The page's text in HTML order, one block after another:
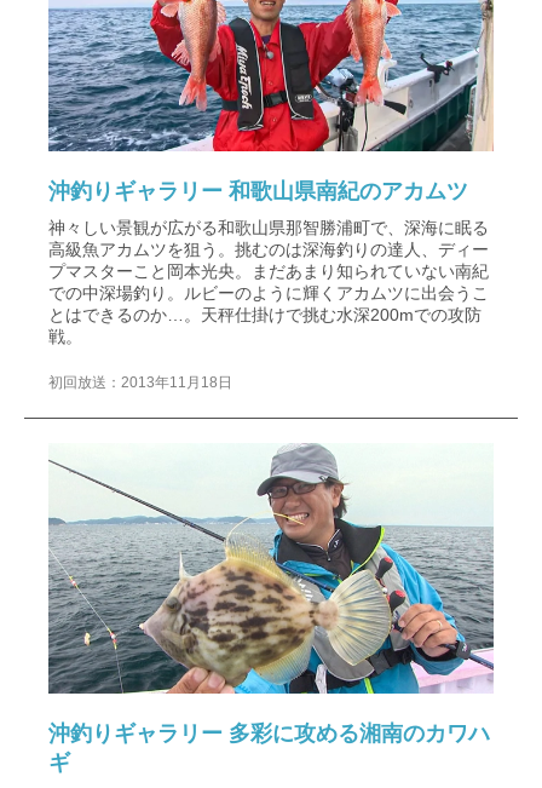
沖釣りギャラリー 和歌山県南紀のアカムツ
神々しい景観が広がる和歌山県那智勝浦町で、深海に眠る
高級魚アカムツを狙う。挑むのは深海釣りの達人、ディー
プマスターこと岡本光央。まだあまり知られていない南紀
での中深場釣り。ルビーのように輝くアカムツに出会うこ
とはできるのか…。天秤仕掛けで挑む水深200mでの攻防
戦。
初回放送：2013年11月18日
沖釣りギャラリー 多彩に攻める湘南のカワハ
ギ